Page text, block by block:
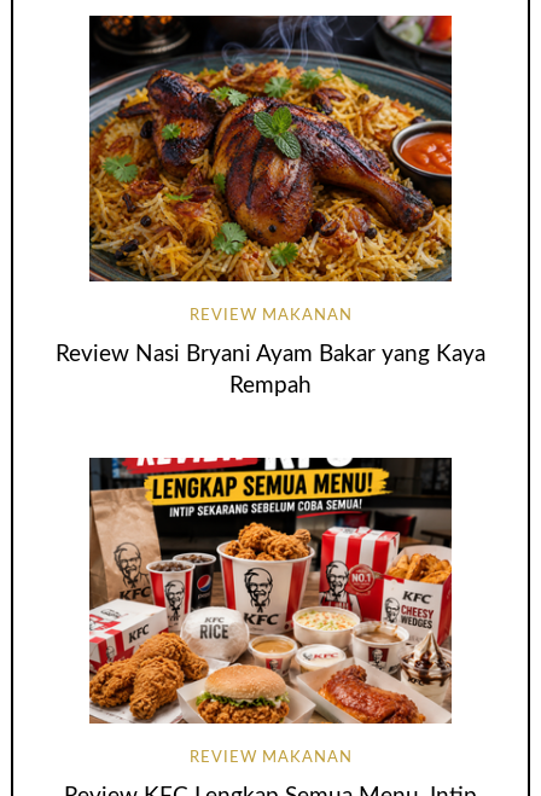
REVIEW MAKANAN
Review Nasi Bryani Ayam Bakar yang Kaya
Rempah
REVIEW MAKANAN